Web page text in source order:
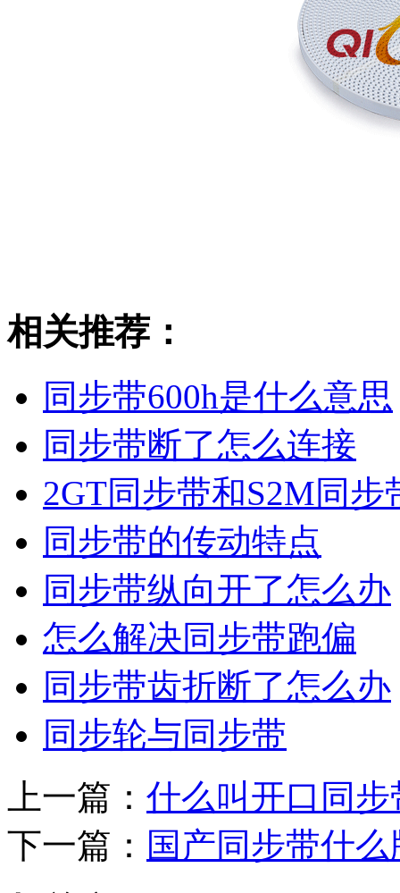
相关推荐：
同步带600h是什么意思
同步带断了怎么连接
2GT同步带和S2M同步
同步带的传动特点
同步带纵向开了怎么办
怎么解决同步带跑偏
同步带齿折断了怎么办
同步轮与同步带
上一篇： 什么叫开口同步
下一篇： 国产同步带什